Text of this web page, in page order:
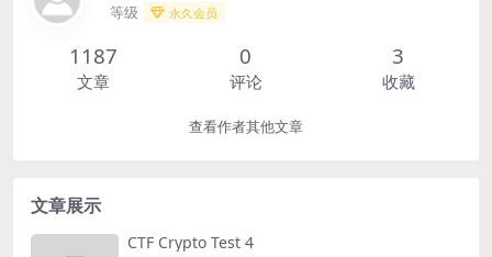
等级 永久会员
1187
文章
0
评论
3
收藏
查看作者其他文章
文章展示
CTF Crypto Test 4